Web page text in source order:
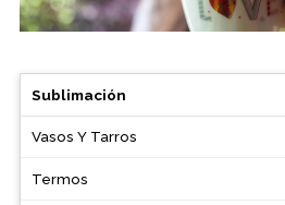
Ecológicos
Sublimación
Vasos Y Tarros
Termos